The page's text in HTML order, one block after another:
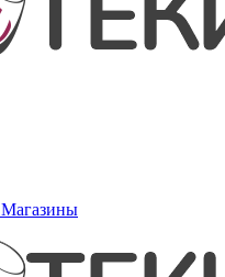
Магазины